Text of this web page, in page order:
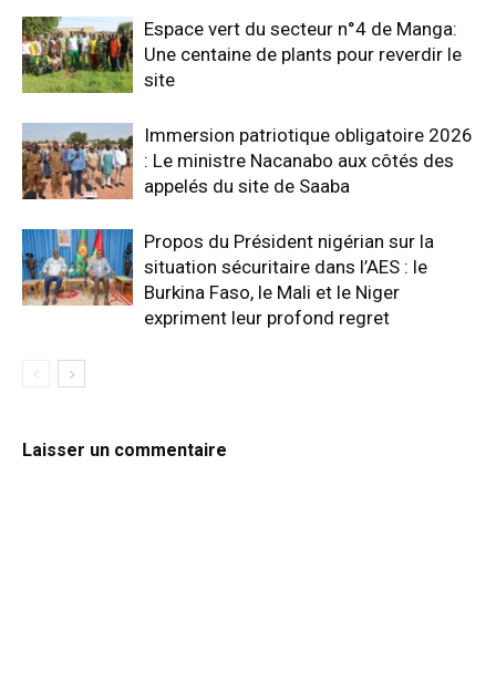
Espace vert du secteur n°4 de Manga:
Une centaine de plants pour reverdir le
site
Immersion patriotique obligatoire 2026
: Le ministre Nacanabo aux côtés des
appelés du site de Saaba
Propos du Président nigérian sur la
situation sécuritaire dans l’AES : le
Burkina Faso, le Mali et le Niger
expriment leur profond regret
Laisser un commentaire